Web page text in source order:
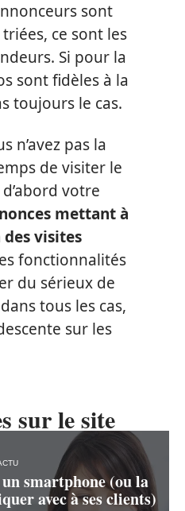
sont
ce sont les
Si pour la
sont fidèles à la
toujours le cas.
n’avez pas la
de visiter le
votre
mettant à
visites
fonctionnalités
du sérieux de
tous les cas,
sur les
sur le site
smartphone (ou la
avec à ses clients)